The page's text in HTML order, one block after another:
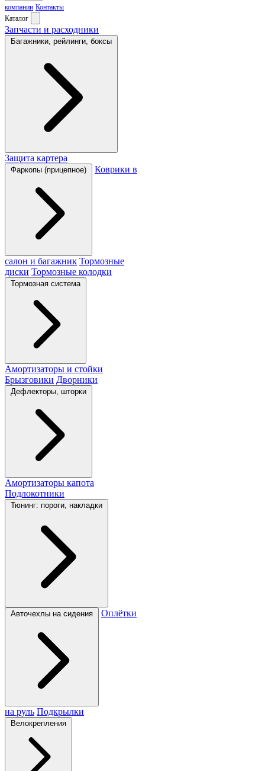
компании Контакты
Каталог
Запчасти и расходники
Багажники, рейлинги, боксы
Защита картера
Фаркопы (прицепное) Коврики в
салон и багажник Тормозные
диски Тормозные колодки
Тормозная система
Амортизаторы и стойки
Брызговики Дворники
Дефлекторы, шторки
Амортизаторы капота
Подлокотники
Тюнинг: пороги, накладки
Авточехлы на сидения Оплётки
на руль Подкрылки
Велокрепления